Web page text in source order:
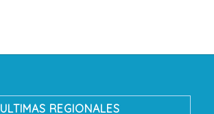
ULTIMAS REGIONALES